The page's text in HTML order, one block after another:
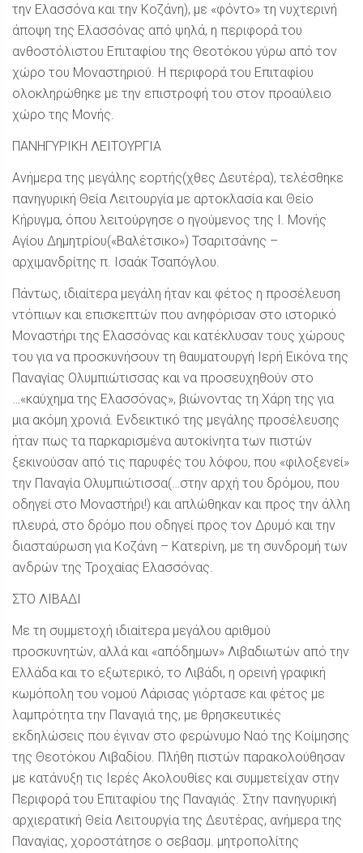
την Ελασσόνα και την Κοζάνη), με «φόντο» τη νυχτερινή
άποψη της Ελασσόνας από ψηλά, η περιφορά του
ανθοστόλιστου Επιταφίου της Θεοτόκου γύρω από τον
χώρο του Μοναστηριού. Η περιφορά του Επιταφίου
ολοκληρώθηκε με την επιστροφή του στον προαύλειο
χώρο της Μονής.
ΠΑΝΗΓΥΡΙΚΗ ΛΕΙΤΟΥΡΓΙΑ
Ανήμερα της μεγάλης εορτής(χθες Δευτέρα), τελέσθηκε
πανηγυρική Θεία Λειτουργία με αρτοκλασία και Θείο
Κήρυγμα, όπου λειτούργησε ο ηγούμενος της Ι. Μονής
Αγίου Δημητρίου(«Βαλέτσικο») Τσαριτσάνης –
αρχιμανδρίτης π. Ισαάκ Τσαπόγλου.
Πάντως, ιδιαίτερα μεγάλη ήταν και φέτος η προσέλευση
ντόπιων και επισκεπτών που ανηφόρισαν στο ιστορικό
Μοναστήρι της Ελασσόνας και κατέκλυσαν τους χώρους
του για να προσκυνήσουν τη θαυματουργή Ιερή Εικόνα της
Παναγίας Ολυμπιώτισσας και να προσευχηθούν στο
…«καύχημα της Ελασσόνας», βιώνοντας τη Χάρη της για
μια ακόμη χρονιά. Ενδεικτικό της μεγάλης προσέλευσης
ήταν πως τα παρκαρισμένα αυτοκίνητα των πιστών
ξεκινούσαν από τις παρυφές του λόφου, που «φιλοξενεί»
την Παναγία Ολυμπιώτισσα(…στην αρχή του δρόμου, που
οδηγεί στο Μοναστήρι!) και απλώθηκαν και προς την άλλη
πλευρά, στο δρόμο που οδηγεί προς τον Δρυμό και την
διασταύρωση για Κοζάνη – Κατερίνη, με τη συνδρομή των
ανδρών της Τροχαίας Ελασσόνας.
ΣΤΟ ΛΙΒΑΔΙ
Με τη συμμετοχή ιδιαίτερα μεγάλου αριθμού
προσκυνητών, αλλά και «απόδημων» Λιβαδιωτών από την
Ελλάδα και το εξωτερικό, το Λιβάδι, η ορεινή γραφική
κωμόπολη του νομού Λάρισας γιόρτασε και φέτος με
λαμπρότητα την Παναγιά της, με θρησκευτικές
εκδηλώσεις που έγιναν στο φερώνυμο Ναό της Κοίμησης
της Θεοτόκου Λιβαδίου. Πλήθη πιστών παρακολούθησαν
με κατάνυξη τις Ιερές Ακολουθίες και συμμετείχαν στην
Περιφορά του Επιταφίου της Παναγιάς. Στην πανηγυρική
αρχιερατική Θεία Λειτουργία της Δευτέρας, ανήμερα της
Παναγίας, χοροστάτησε ο σεβασμ. μητροπολίτης